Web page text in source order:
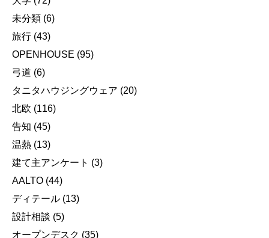
未分類 (6)
旅行 (43)
OPENHOUSE (95)
弓道 (6)
タニタハウジングウェア (20)
北欧 (116)
告知 (45)
温熱 (13)
建て主アンケート (3)
AALTO (44)
ディテール (13)
設計相談 (5)
オープンデスク (35)